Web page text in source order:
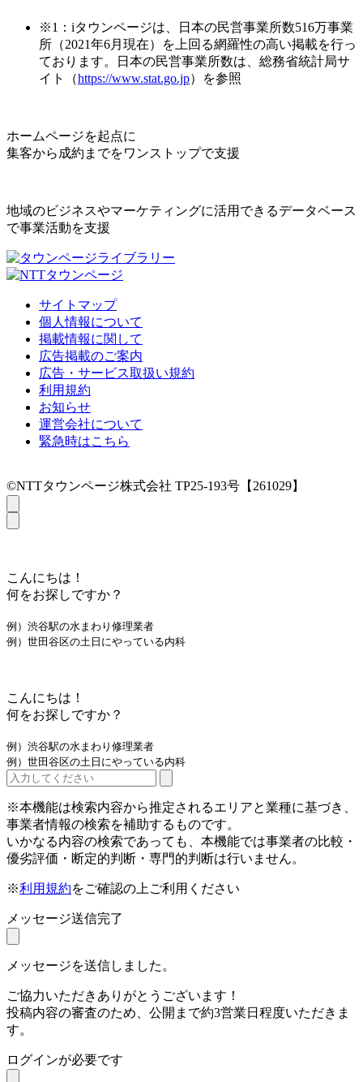
※1：iタウンページは、日本の民営事業所数516万事業
所（2021年6月現在）を上回る網羅性の高い掲載を行っ
ております。日本の民営事業所数は、総務省統計局サ
イト（https://www.stat.go.jp）を参照
ホームページを起点に
集客から成約までをワンストップで支援
地域のビジネスやマーケティングに活用できるデータベース
で事業活動を支援
サイトマップ
個人情報について
掲載情報に関して
広告掲載のご案内
広告・サービス取扱い規約
利用規約
お知らせ
運営会社について
緊急時はこちら
©NTTタウンページ株式会社 TP25-193号【261029】
こんにちは！
何をお探しですか？
例）渋谷駅の水まわり修理業者
例）世田谷区の土日にやっている内科
こんにちは！
何をお探しですか？
例）渋谷駅の水まわり修理業者
例）世田谷区の土日にやっている内科
※本機能は検索内容から推定されるエリアと業種に基づき、
事業者情報の検索を補助するものです。
いかなる内容の検索であっても、本機能では事業者の比較・
優劣評価・断定的判断・専門的判断は行いません。
※利用規約をご確認の上ご利用ください
メッセージ送信完了
メッセージを送信しました。
ご協力いただきありがとうございます！
投稿内容の審査のため、公開まで約3営業日程度いただきま
す。
ログインが必要です